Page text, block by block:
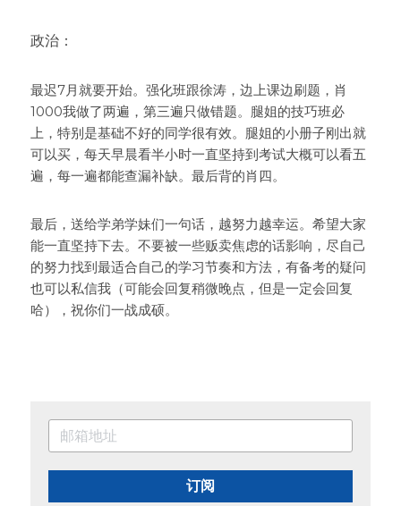
政治：
最迟7月就要开始。强化班跟徐涛，边上课边刷题，肖
1000我做了两遍，第三遍只做错题。腿姐的技巧班必
上，特别是基础不好的同学很有效。腿姐的小册子刚出就
可以买，每天早晨看半小时一直坚持到考试大概可以看五
遍，每一遍都能查漏补缺。最后背的肖四。
最后，送给学弟学妹们一句话，越努力越幸运。希望大家
能一直坚持下去。不要被一些贩卖焦虑的话影响，尽自己
的努力找到最适合自己的学习节奏和方法，有备考的疑问
也可以私信我（可能会回复稍微晚点，但是一定会回复
哈），祝你们一战成硕。
订阅